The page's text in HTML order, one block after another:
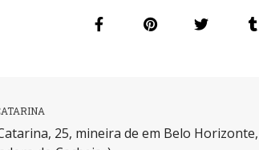
25, mineira de em Belo